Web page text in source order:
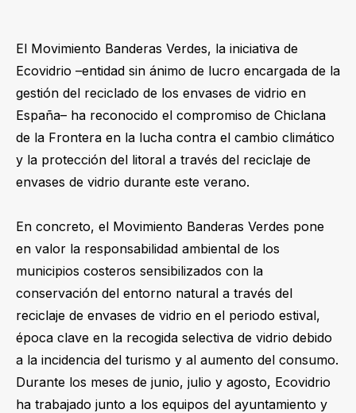
El Movimiento Banderas Verdes, la iniciativa de
Ecovidrio –entidad sin ánimo de lucro encargada de la
gestión del reciclado de los envases de vidrio en
España– ha reconocido el compromiso de Chiclana
de la Frontera en la lucha contra el cambio climático
y la protección del litoral a través del reciclaje de
envases de vidrio durante este verano.
En concreto, el Movimiento Banderas Verdes pone
en valor la responsabilidad ambiental de los
municipios costeros sensibilizados con la
conservación del entorno natural a través del
reciclaje de envases de vidrio en el periodo estival,
época clave en la recogida selectiva de vidrio debido
a la incidencia del turismo y al aumento del consumo.
Durante los meses de junio, julio y agosto, Ecovidrio
ha trabajado junto a los equipos del ayuntamiento y